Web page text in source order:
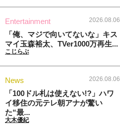
Entertainment 2026.08.06
「俺、マジで向いてないな」キス
マイ玉森裕太、TVer1000万再生...
こじらぶ
News 2026.08.06
「100ドル札は使えない!?」ハワ
イ移住の元テレ朝アナが驚い
た“最...
大木優紀